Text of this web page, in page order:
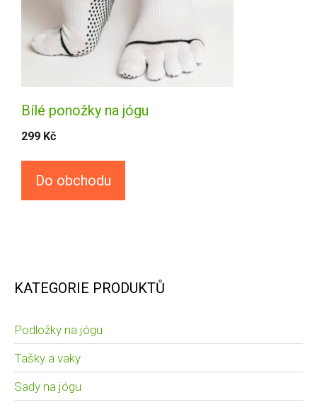
Bílé ponožky na jógu
299 Kč
Do obchodu
KATEGORIE PRODUKTŮ
Podložky na jógu
Tašky a vaky
Sady na jógu